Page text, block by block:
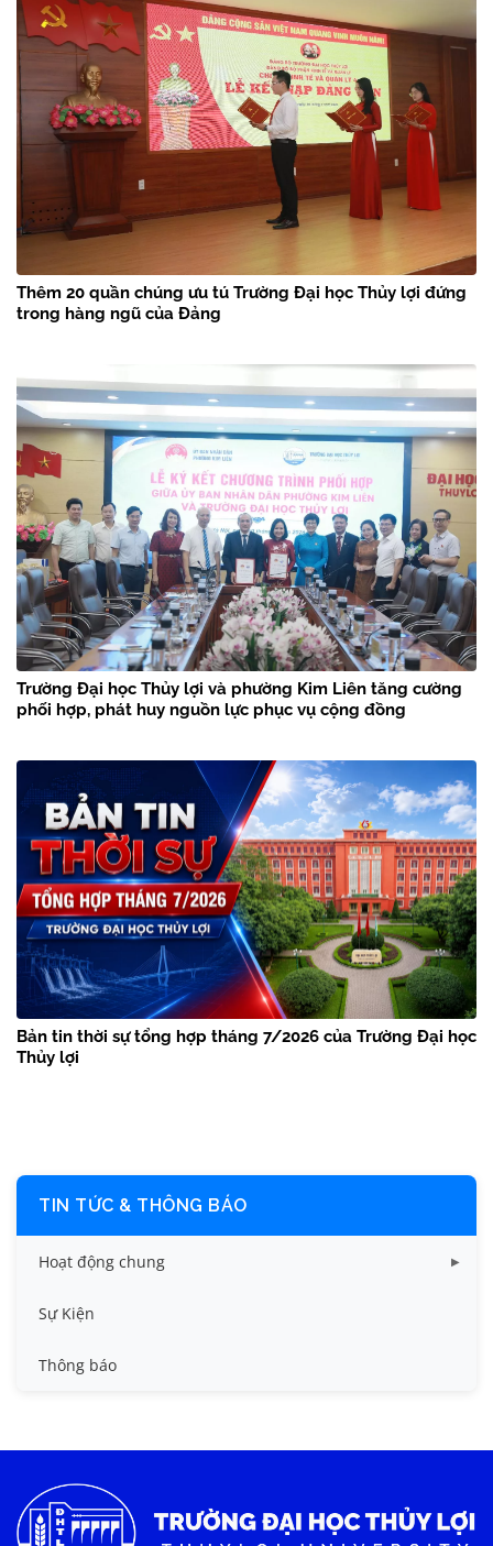
Thêm 20 quần chúng ưu tú Trường Đại học Thủy lợi đứng
trong hàng ngũ của Đảng
Trường Đại học Thủy lợi và phường Kim Liên tăng cường
phối hợp, phát huy nguồn lực phục vụ cộng đồng
Bản tin thời sự tổng hợp tháng 7/2026 của Trường Đại học
Thủy lợi
TIN TỨC & THÔNG BÁO
Hoạt động chung
Tin công tác sinh viên
Tin đào tạo
Tin tức chung
Sự Kiện
Thông báo